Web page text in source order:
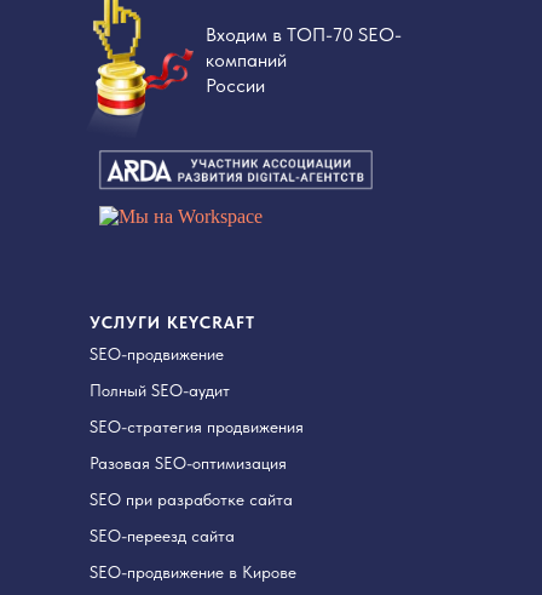
УСЛУГИ KEYCRAFT
Входим в ТОП-70 SEO-
компаний
России
SEO-продвижение
Полный SEO-аудит
SEO-стратегия продвижения
Разовая SEO-оптимизация
SEO при разработке сайта
SEO-переезд сайта
SEO-продвижение в Кирове